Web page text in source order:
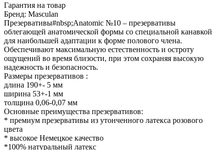
Гарантия на товар
Бренд: Masculan
Презервативы#nbsp;Anatomic №10 – презервативы
облегающей анатомической формы со специальной канавкой
для наибольшей адаптации к форме полового члена.
Обеспечивают максимальную естественность и остроту
ощущений во время близости, при этом сохраняя высокую
надежность и безопасность.
Размеры презервативов :
длина 190+- 5 мм
ширина 53+-1 мм
толщина 0,06-0,07 мм
Основные преимущества презервативов:
* премиум презервативы из утонченного латекса розового
цвета
* высокое Немецкое качество
*100% натуральный латекс